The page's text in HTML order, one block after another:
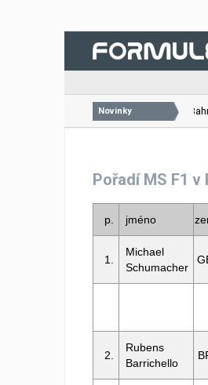
Novinky
26.07.2026 VC
Pořadí MS F1
p. jméno
1.
Michael
Schumacher
2.
Rubens
Barrichello